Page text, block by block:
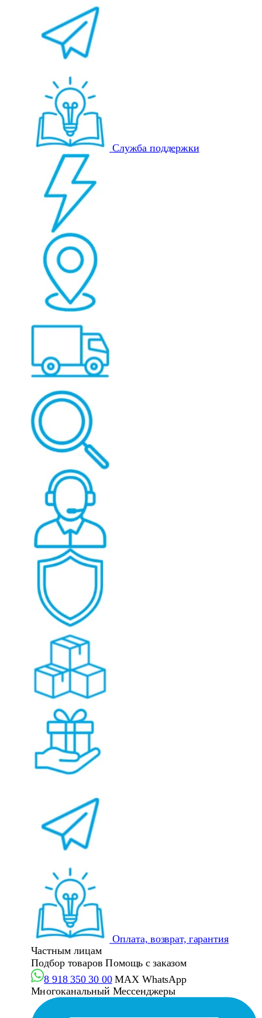
Служба поддержки
Оплата, возврат, гарантия
Частным лицам
Подбор товаров Помощь с заказом
8 918 350 30 00 MAX WhatsApp
Многоканальный Мессенджеры